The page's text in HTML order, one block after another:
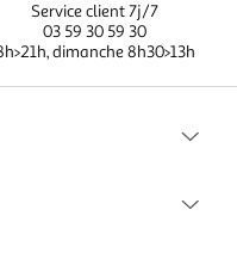
Service client 7j/7
03 59 30 59 30
dimanche 8h30>13h